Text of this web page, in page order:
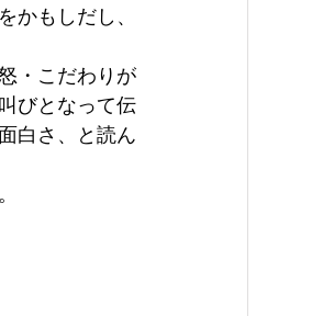
かもしだし、
・こだわりが
びとなって伝
白さ、と読ん